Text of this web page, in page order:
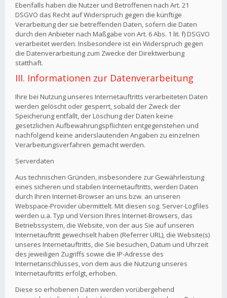
Ebenfalls haben die Nutzer und Betroffenen nach Art. 21
DSGVO das Recht auf Widerspruch gegen die künftige
Verarbeitung der sie betreffenden Daten, sofern die Daten
durch den Anbieter nach Maßgabe von Art. 6 Abs. 1 lit. f) DSGVO
verarbeitet werden. Insbesondere ist ein Widerspruch gegen
die Datenverarbeitung zum Zwecke der Direktwerbung
statthaft.
III. Informationen zur Datenverarbeitung
Ihre bei Nutzung unseres Internetauftritts verarbeiteten Daten
werden gelöscht oder gesperrt, sobald der Zweck der
Speicherung entfällt, der Löschung der Daten keine
gesetzlichen Aufbewahrungspflichten entgegenstehen und
nachfolgend keine anderslautenden Angaben zu einzelnen
Verarbeitungsverfahren gemacht werden.
Serverdaten
Aus technischen Gründen, insbesondere zur Gewährleistung
eines sicheren und stabilen Internetauftritts, werden Daten
durch Ihren Internet-Browser an uns bzw. an unseren
Webspace-Provider übermittelt. Mit diesen sog. Server-Logfiles
werden u.a. Typ und Version Ihres Internet-Browsers, das
Betriebssystem, die Website, von der aus Sie auf unseren
Internetauftritt gewechselt haben (Referrer URL), die Website(s)
unseres Internetauftritts, die Sie besuchen, Datum und Uhrzeit
des jeweiligen Zugriffs sowie die IP-Adresse des
Internetanschlusses, von dem aus die Nutzung unseres
Internetauftritts erfolgt, erhoben.
Diese so erhobenen Daten werden vorübergehend